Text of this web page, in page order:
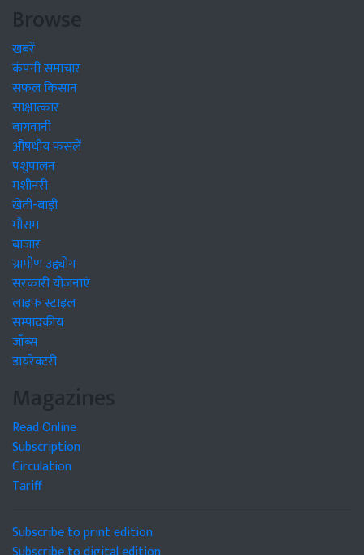
Browse
खबरें
कंपनी समाचार
सफल किसान
साक्षात्कार
बागवानी
औषधीय फसलें
पशुपालन
मशीनरी
खेती-बाड़ी
मौसम
बाजार
ग्रामीण उद्द्योग
सरकारी योजनाएं
लाइफ स्टाइल
सम्पादकीय
जॉब्स
डायरेक्टरी
Magazines
Read Online
Subscription
Circulation
Tariff
Subscribe to print edition